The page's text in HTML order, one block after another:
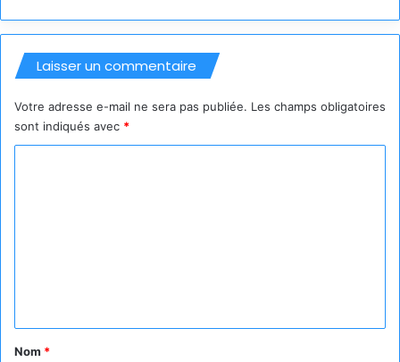
Laisser un commentaire
Votre adresse e-mail ne sera pas publiée. Les champs obligatoires
sont indiqués avec *
a
Nom *